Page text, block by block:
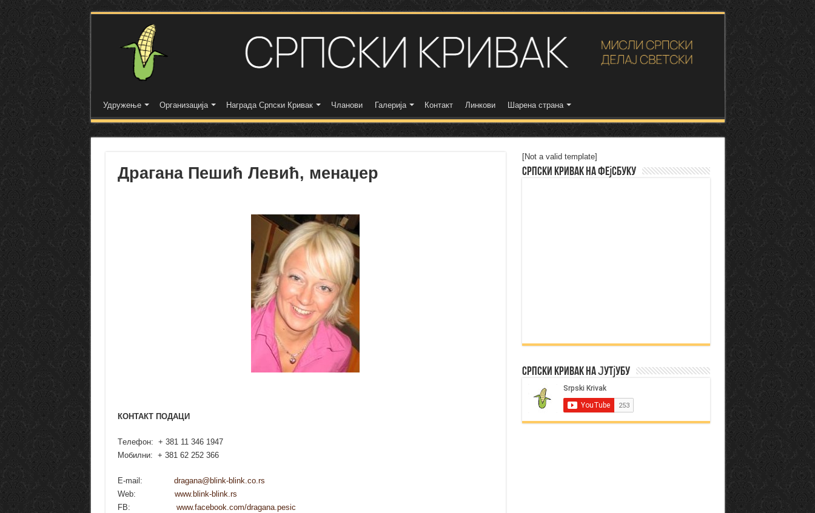
Удружење Организација Награда Српски Кривак Чланови Галерија Контакт Линкови Шарена страна
Драгана Пешић Левић, менаџер
КОНТАКТ ПОДАЦИ
Tелефон: + 381 11 346 1947
Mобилни: + 381 62 252 366
Е-mail: dragana@blink-blink.co.rs
Web: www.blink-blink.rs
FB: www.facebook.com/dragana.pesic
[Not a valid template]
Српски Кривак на Фејсбуку
Српски Кривак на Јутјубу